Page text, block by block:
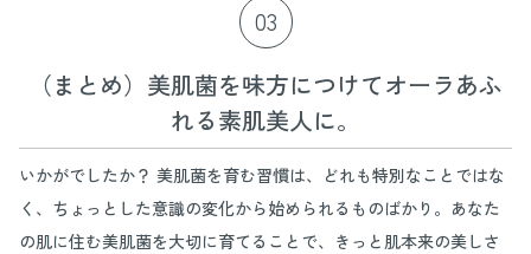
03
（まとめ）美肌菌を味方につけてオーラあふ
れる素肌美人に。
いかがでしたか？ 美肌菌を育む習慣は、どれも特別なことではな
く、ちょっとした意識の変化から始められるものばかり。あなた
の肌に住む美肌菌を大切に育てることで、きっと肌本来の美しさ